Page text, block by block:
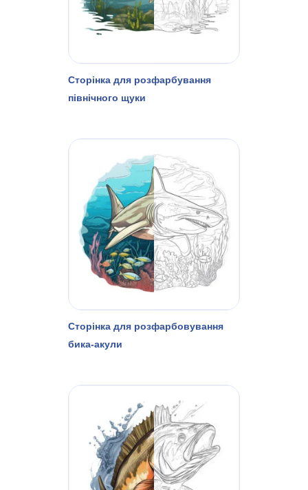
Сторінка для розфарбування
північного щуки
Сторінка для розфарбовування
бика-акули